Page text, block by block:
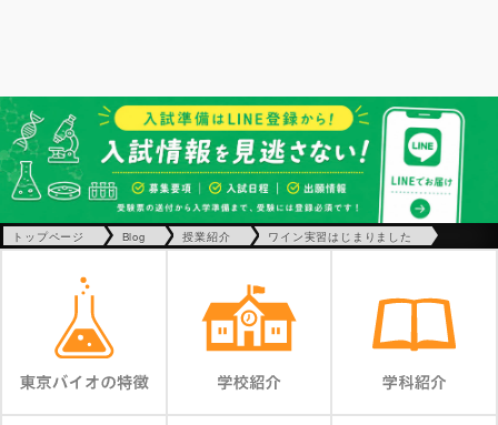
トップページ Blog 授業紹介 ワイン実習はじまりました